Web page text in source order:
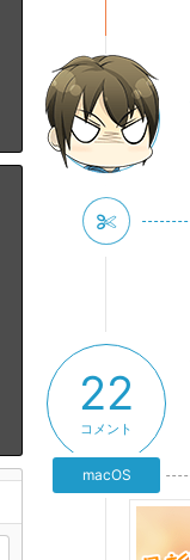
22
コメント
macOS